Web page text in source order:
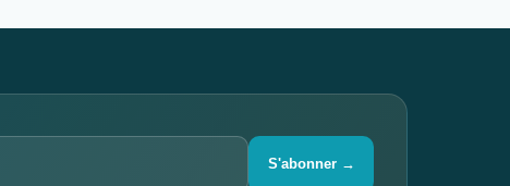
S'abonner →